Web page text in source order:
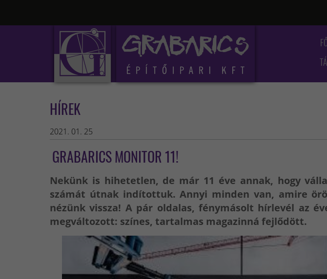
HÍREK
2021. 01. 25
GRABARICS MONITOR 11!
Nekünk is hihetetlen, de már 11 éve annak, hogy
számát útnak indítottuk. Annyi minden van, amire
nézünk vissza! A pár oldalas, fénymásolt hírlevél az
megváltozott: színes, tartalmas magazinná fejlődött.